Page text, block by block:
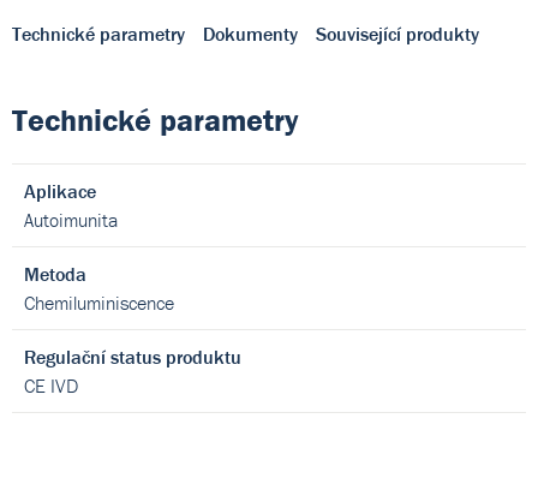
Technické parametry Dokumenty Související produkty
Technické parametry
Aplikace
Autoimunita
Metoda
Chemiluminiscence
Regulační status produktu
CE IVD